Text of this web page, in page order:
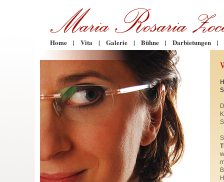
Home | Vita | Galerie | Bühne | Darbietungen |